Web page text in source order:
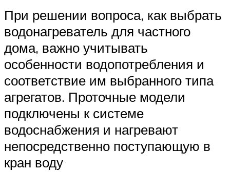
При решении вопроса, как выбрать
водонагреватель для частного
дома, важно учитывать
особенности водопотребления и
соответствие им выбранного типа
агрегатов. Проточные модели
подключены к системе
водоснабжения и нагревают
непосредственно поступающую в
кран воду